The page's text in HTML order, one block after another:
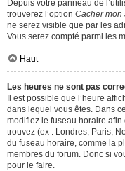
Depuis votre panneau de
trouverez l’option Cacher mon
ne serez visible que par les
Vous serez compté parmi les
Haut
Les heures ne sont pas
Il est possible que l’heure
dans lequel vous êtes. Dans
modifiez le fuseau horaire
trouvez (ex : Londres, Paris,
du fuseau horaire, comme la
membres du forum. Donc si
pour le faire.